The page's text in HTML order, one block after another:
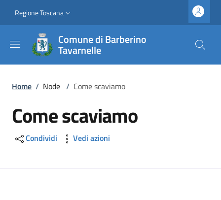
Slim top
Regione Toscana
Comune di Barberino
Tavarnelle
Briciole di pane
Home / Node / Come scaviamo
Come scaviamo
Condividi Vedi azioni